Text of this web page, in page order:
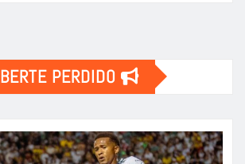
PERDIDO